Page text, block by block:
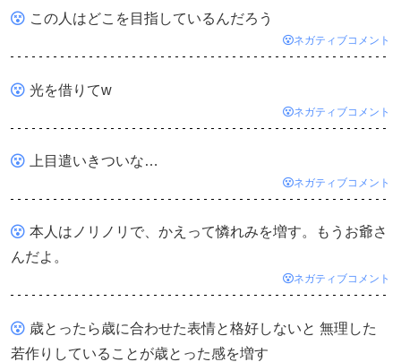
この人はどこを目指しているんだろう
ネガティブコメント
光を借りてw
ネガティブコメント
上目遣いきついな…
ネガティブコメント
本人はノリノリで、かえって憐れみを増す。もうお爺さ
んだよ。
ネガティブコメント
歳とったら歳に合わせた表情と格好しないと 無理した
若作りしていることが歳とった感を増す